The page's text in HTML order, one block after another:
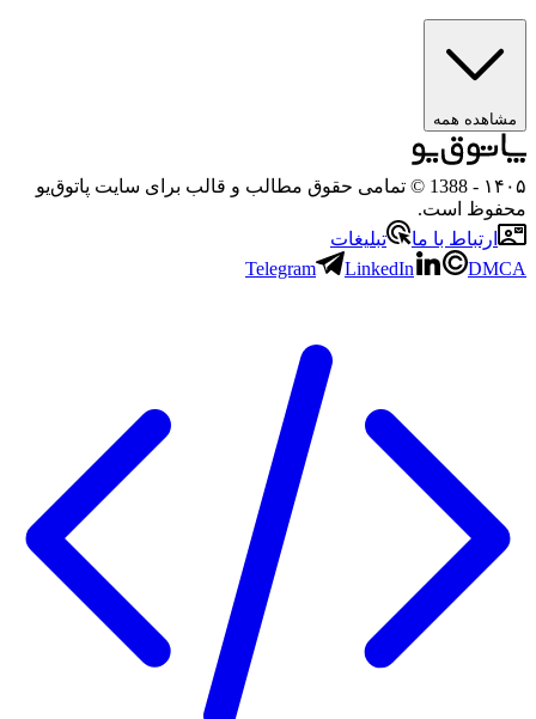
مشاهده همه
۱۴۰۵
- 1388 © تمامی حقوق مطالب و قالب برای سایت پاتوق‌یو
محفوظ است.
ارتباط با ما
تبلیغات
Telegram
LinkedIn DMCA